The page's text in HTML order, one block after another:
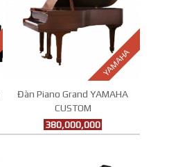
YAMAHA
Đàn Piano Grand YAMAHA
CUSTOM
380,000,000